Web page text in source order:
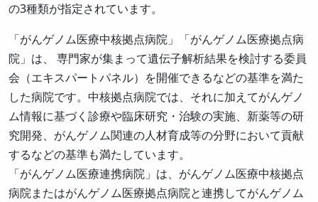
の3種類が指定されています。
「がんゲノム医療中核拠点病院」「がんゲノム医療拠点病
院」は、 専門家が集まって遺伝子解析結果を検討する委員
会（エキスパートパネル）を開催できるなどの基準を満た
した病院です。中核拠点病院では、それに加えてがんゲノ
ム情報に基づく診療や臨床研究・治験の実施、新薬等の研
究開発、がんゲノム関連の人材育成等の分野において貢献
するなどの基準も満たしています。
「がんゲノム医療連携病院」は、がんゲノム医療中核拠点
病院またはがんゲノム医療拠点病院と連携してがんゲノム